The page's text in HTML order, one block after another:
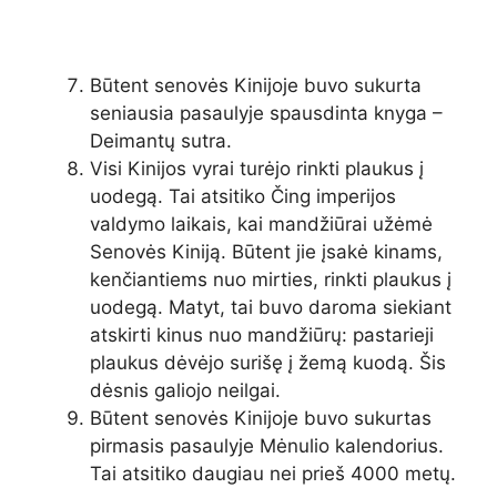
Būtent senovės Kinijoje buvo sukurta
seniausia pasaulyje spausdinta knyga –
Deimantų sutra.
Visi Kinijos vyrai turėjo rinkti plaukus į
uodegą. Tai atsitiko Čing imperijos
valdymo laikais, kai mandžiūrai užėmė
Senovės Kiniją. Būtent jie įsakė kinams,
kenčiantiems nuo mirties, rinkti plaukus į
uodegą. Matyt, tai buvo daroma siekiant
atskirti kinus nuo mandžiūrų: pastarieji
plaukus dėvėjo surišę į žemą kuodą. Šis
dėsnis galiojo neilgai.
Būtent senovės Kinijoje buvo sukurtas
pirmasis pasaulyje Mėnulio kalendorius.
Tai atsitiko daugiau nei prieš 4000 metų.